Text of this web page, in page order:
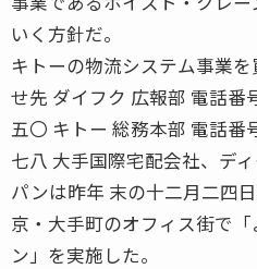
いく方針だ。
キトーの物流システム事業
せ先 ダイフク 広報部 電話
五〇 キトー 総務本部 電話
七八 大手国際宅配会社、デ
パンは昨年 末の十二月二四
京・大手町のオフィス街で
ン」を実施した。